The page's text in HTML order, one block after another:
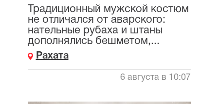
Традиционный мужской костюм
не отличался от аварского:
нательные рубаха и штаны
дополнялись бешметом,...
Рахата
6 августа в 10:07